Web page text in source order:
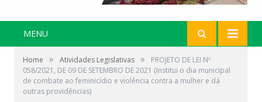
MENU
Home » Atividades Legislativas »
PROJETO DE LEI Nº
058/2021, DE 09 DE SETEMBRO DE 2021 (Institui o dia municipal
de combate ao feminicídio e violência contra a mulher e dá
outras providências)